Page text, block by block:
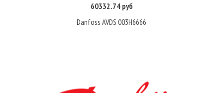
60332.74 руб
Danfoss AVDS 003H6666